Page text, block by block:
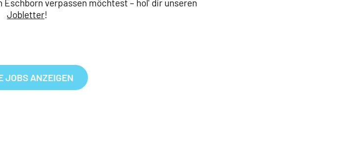
verpassen möchtest – hol' dir unseren
Jobletter!
JOBS ANZEIGEN